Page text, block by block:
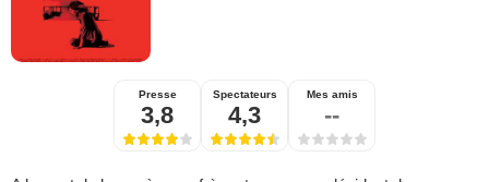
Presse
3,8
Spectateurs
4,3
Mes amis
--